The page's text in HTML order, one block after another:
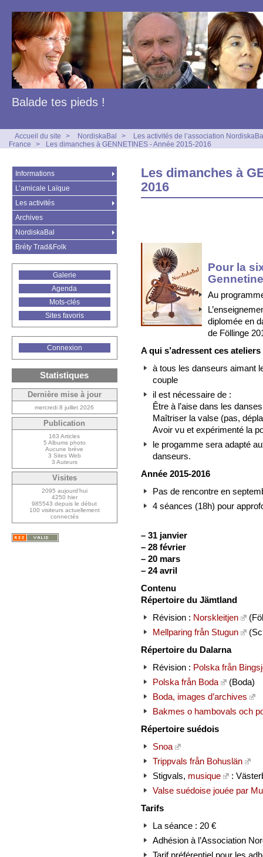
Balade tes pieds !
Accueil du site > NordiskaBal >
Les activités de l’association
France
> Les dimanches à GENNETINES - Année 2015-2016
Les dimanches à
2016
Pour la
Au
diplomée en
de Föllinge
A qui s’adressent ces ateliers
à tous les danseurs aimant
couple
il est nécessaire de :
Être à l’aise dans les
Maîtriser la valse (pas,
Avoir vu et expérimenté la
le progamme sera adapté
danseurs.
Année 2015-2016
Pas de rencontre en
4 séances (18h) pour
– 31 janvier
– 28 février
– 20 mars
– 24 avril
Contenu
Répertoire du Jämtland
Révision : Norskleitjen
Mellparing från Stugun
Répertoire du Dalarna
Révision : Polska från
Polska från Boda
(Boda)
Boda, images d’archives
Bakmes o hambovals och
Répertoire suédois
Snoa
Trippvals från Bohuslän
Stigvals, musique
:
Valse suédoise jouée par
Tarifs
La séance : 20 €
Adhésion à l’Association
Tarif préférentiel pour les
Informations
L’amicale Laïque
Les activités
Archives
NordiskaBal
Bréty Trad&Folk
Galerie
Agenda
Mots-clés
Sites favoris
Connexion
Statistiques
Dernière mise à jour
mercredi 8 juillet 2026
Publication
163 Articles
5 Albums photo
Aucune brève
3 Sites Web
3 Auteurs
Visites
2095 aujourd’hui
4250 hier
985543 depuis le début
100 visiteurs actuellement
connectés